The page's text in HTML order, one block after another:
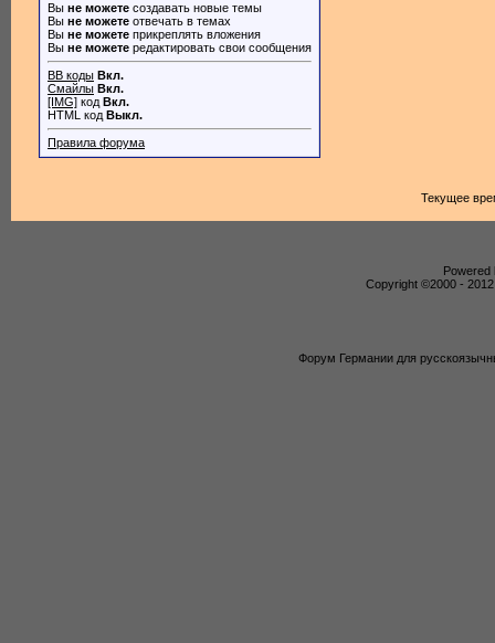
Вы не можете создавать новые темы
Вы не можете отвечать в темах
Вы не можете прикреплять вложения
Вы не можете редактировать свои сообщения
BB коды Вкл.
Смайлы Вкл.
[IMG] код Вкл.
HTML код Выкл.
Правила форума
Текущее
Powered
Copyright ©2000 -
Форум Германии для